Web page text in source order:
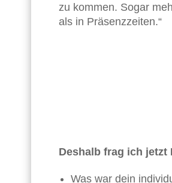
zu kommen. Sogar
als in Präsenzzeiten.“
Deshalb frag ich
Was war dein